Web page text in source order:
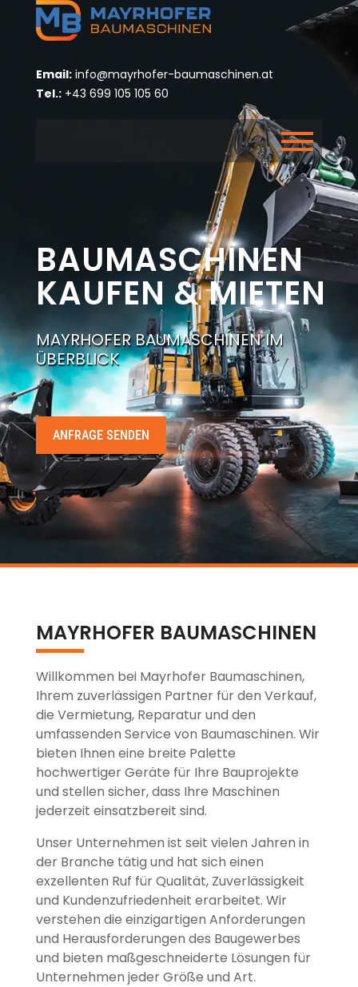
Email: info@mayrhofer-baumaschinen.at
Tel.: +43 699 105 105 60
BAUMASCHINEN
KAUFEN & MIETEN
MAYRHOFER BAUMASCHINEN IM
ÜBERBLICK
ANFRAGE SENDEN
MAYRHOFER BAUMASCHINEN
Willkommen bei Mayrhofer Baumaschinen,
Ihrem zuverlässigen Partner für den Verkauf,
die Vermietung, Reparatur und den
umfassenden Service von Baumaschinen. Wir
bieten Ihnen eine breite Palette
hochwertiger Geräte für Ihre Bauprojekte
und stellen sicher, dass Ihre Maschinen
jederzeit einsatzbereit sind.
Unser Unternehmen ist seit vielen Jahren in
der Branche tätig und hat sich einen
exzellenten Ruf für Qualität, Zuverlässigkeit
und Kundenzufriedenheit erarbeitet. Wir
verstehen die einzigartigen Anforderungen
und Herausforderungen des Baugewerbes
und bieten maßgeschneiderte Lösungen für
Unternehmen jeder Größe und Art.